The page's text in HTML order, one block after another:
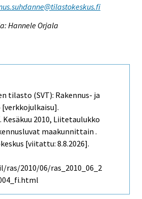
Hannele Orjala
tilasto (SVT): Rakennus- ja
Kesäkuu 2010, Liitetaulukko
maakunnittain .
[viitattu: 8.8.2026].
2010/06/ras_2010_06_2